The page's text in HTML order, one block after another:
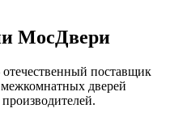
МосДвери
поставщик
дверей